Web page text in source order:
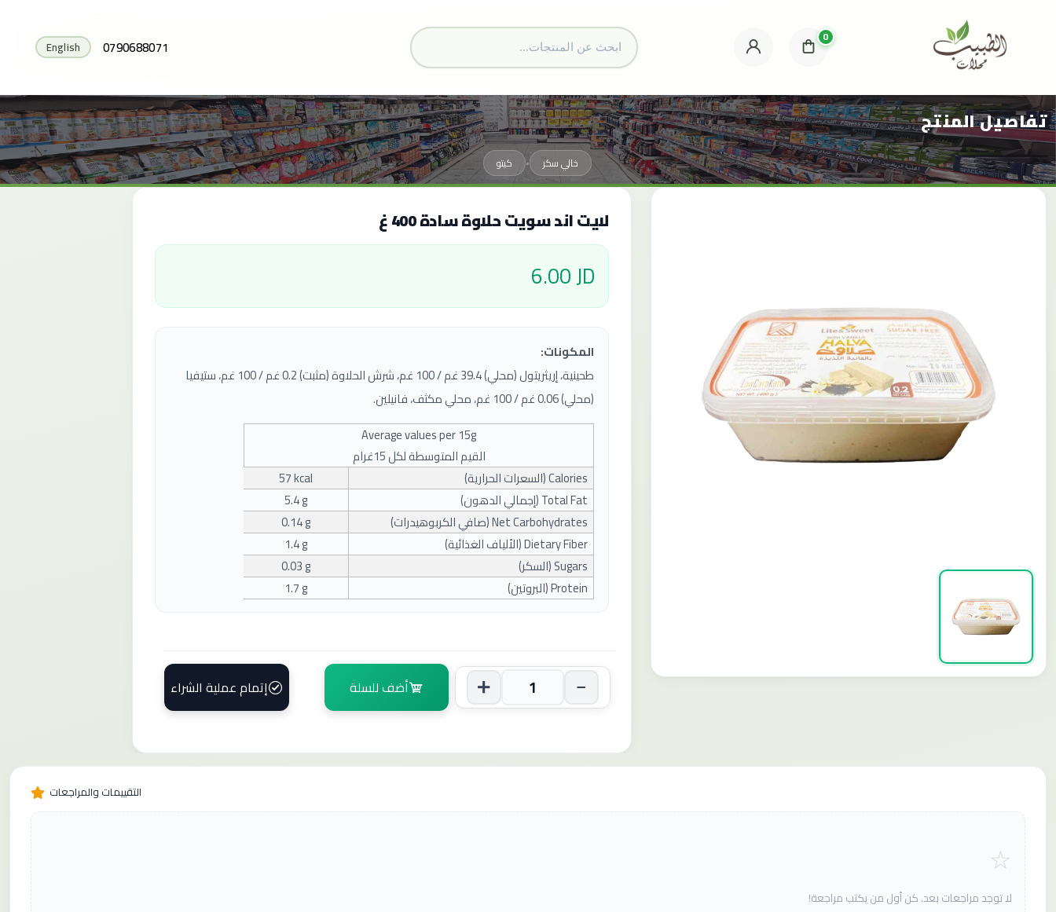
0
0790688071
English
تفاصيل المنتج
خالي سكر • كيتو
لايت اند سويت حلاوة سادة 400 غ
6.00 JD
المكونات:
طحينية، إريثريتول (محلي) 39.4 غم / 100 غم، شرش الحلاوة (مثبت) 0.2 غم / 100 غم، ستيفيا
(محلي) 0.06 غم / 100 غم، محلي مكثف، فانيلين.
Average values ​​per15g
القيم المتوسطة لكل 15غرام
Calories ( السعرات الحرارية)
57 kcal
Total Fat ( إجمالي الدهون)
5.4 g
Net Carbohydrates ( صافي الكربوهيدرات)
0.14 g
Dietary Fiber ( الألياف الغذائية)
1.4 g
Sugars ( السكر)
0.03 g
Protein ( البروتين)
1.7 g
أضف للسلة إتمام عملية الشراء
التقييمات والمراجعات
لا توجد مراجعات بعد. كن أول من يكتب مراجعة!